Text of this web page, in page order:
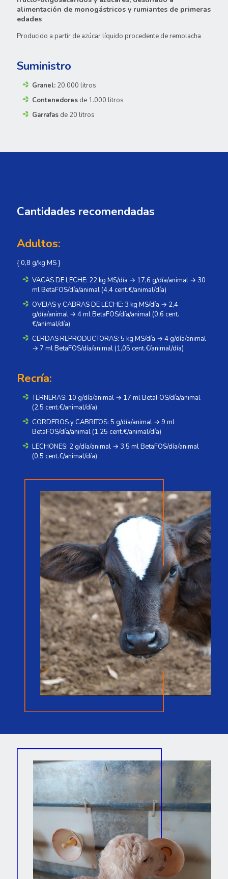
alimentación de monogástricos y rumiantes de primeras
edades
Producido a partir de azúcar líquido procedente de remolacha
Suministro
Granel: 20.000 litros
Contenedores de 1.000 litros
Garrafas de 20 litros
Cantidades recomendadas
Adultos:
{ 0,8 g/kg MS }
VACAS DE LECHE: 22 kg MS/día → 17,6 g/día/animal → 30
ml BetaFOS/día/animal (4,4 cent.€/animal/día)
OVEJAS y CABRAS DE LECHE: 3 kg MS/día → 2,4
g/día/animal → 4 ml BetaFOS/día/animal (0,6 cent.
€/animal/día)
CERDAS REPRODUCTORAS: 5 kg MS/día → 4 g/día/animal
→ 7 ml BetaFOS/día/animal (1,05 cent.€/animal/día)
Recría:
TERNERAS: 10 g/día/animal → 17 ml BetaFOS/día/animal
(2,5 cent.€/animal/día)
CORDEROS y CABRITOS: 5 g/día/animal → 9 ml
BetaFOS/día/animal (1,25 cent.€/animal/día)
LECHONES: 2 g/día/animal → 3,5 ml BetaFOS/día/animal
(0,5 cent.€/animal/día)